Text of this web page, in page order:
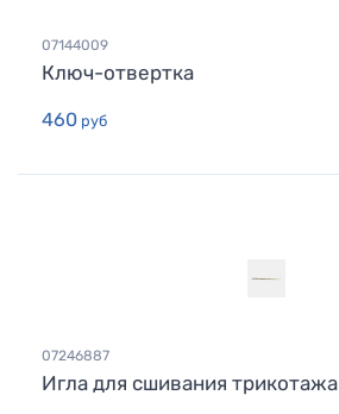
07144009
Ключ-отвертка
460 руб
07246887
Игла для сшивания трикотажа